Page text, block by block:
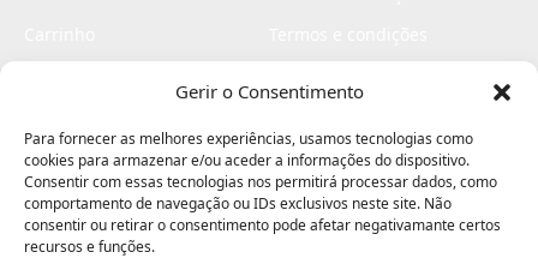
Gerir o Consentimento
Para fornecer as melhores experiências, usamos tecnologias como
cookies para armazenar e/ou aceder a informações do dispositivo.
Consentir com essas tecnologias nos permitirá processar dados, como
comportamento de navegação ou IDs exclusivos neste site. Não
consentir ou retirar o consentimento pode afetar negativamante certos
recursos e funções.
Livro de elogios